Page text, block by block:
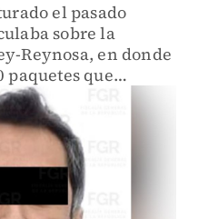
el pasado
sobre la
Reynosa, en donde
paquetes que
gramos de